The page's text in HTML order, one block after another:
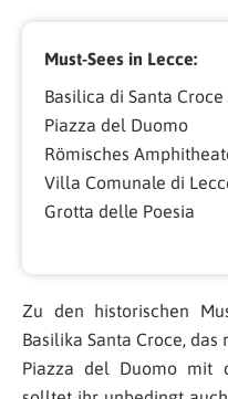
Must-Sees in Lecce:
Basilica di Santa Croce
Piazza del Duomo
Römisches
Villa Comunale di
Grotta delle Poesia
Zu den historischen
Basilika Santa Croce,
Piazza del Duomo mit